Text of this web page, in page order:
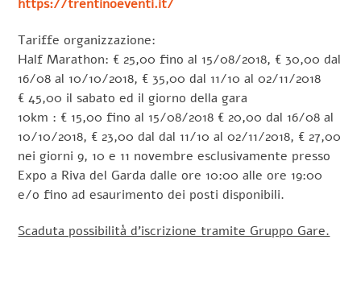
https://trentinoeventi.it/
Tariffe organizzazione:
Half Marathon: € 25,00 fino al 15/08/2018, € 30,00 dal
16/08 al 10/10/2018, € 35,00 dal 11/10 al 02/11/2018
€ 45,00 il sabato ed il giorno della gara
10km : € 15,00 fino al 15/08/2018 € 20,00 dal 16/08 al
10/10/2018, € 23,00 dal dal 11/10 al 02/11/2018, € 27,00
nei giorni 9, 10 e 11 novembre esclusivamente presso
Expo a Riva del Garda dalle ore 10:00 alle ore 19:00
e/o fino ad esaurimento dei posti disponibili.
Scaduta possibilità d’iscrizione tramite Gruppo Gare.